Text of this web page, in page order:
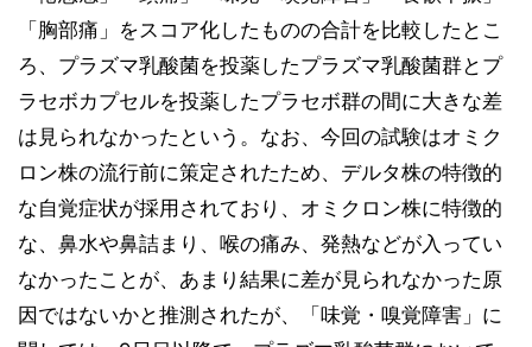
「胸部痛」をスコア化したものの合計を比較したとこ
ろ、プラズマ乳酸菌を投薬したプラズマ乳酸菌群とプ
ラセボカプセルを投薬したプラセボ群の間に大きな差
は見られなかったという。なお、今回の試験はオミク
ロン株の流行前に策定されたため、デルタ株の特徴的
な自覚症状が採用されており、オミクロン株に特徴的
な、鼻水や鼻詰まり、喉の痛み、発熱などが入ってい
なかったことが、あまり結果に差が見られなかった原
因ではないかと推測されたが、「味覚・嗅覚障害」に